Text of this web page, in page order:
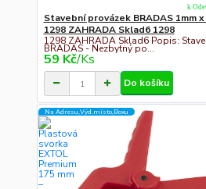
Stavební provázek BRADAS 1mm
1298 ZAHRADA Sklad6 1298
1298 ZAHRADA Sklad6 Popis:
BRADAS - Nezbytný po...
59 Kč/Ks
k
Do košíku
Na Adresu,Výd.místo,Boxu